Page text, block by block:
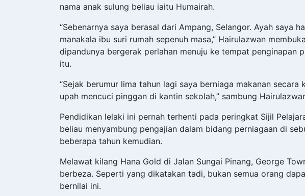
nama anak sulung beliau iaitu Humairah.
“Sebenarnya saya berasal dari Ampang, Selangor. Ayah saya
manakala ibu suri rumah sepenuh masa,” Hairulazwan
dipandunya bergerak perlahan menuju ke tempat penginapan
itu.
“Sejak berumur lima tahun lagi saya berniaga makanan secara
upah mencuci pinggan di kantin sekolah,” sambung
Pendidikan lelaki ini pernah terhenti pada peringkat Sijil
beliau menyambung pengajian dalam bidang perniagaan di
beberapa tahun kemudian.
Melawat kilang Hana Gold di Jalan Sungai Pinang, George
berbeza. Seperti yang dikatakan tadi, bukan semua orang
bernilai ini.